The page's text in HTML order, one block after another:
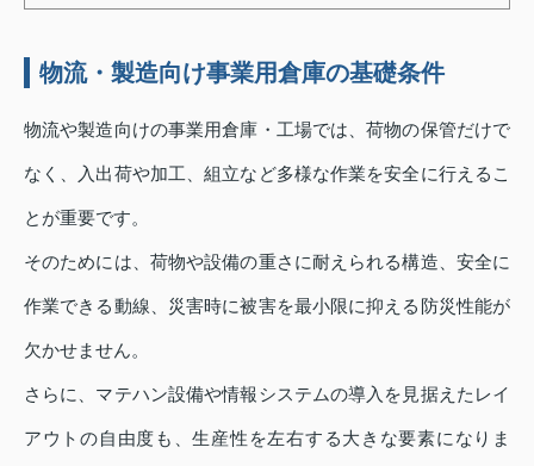
物流・製造向け事業用倉庫の基礎条件
物流や製造向けの事業用倉庫・工場では、荷物の保管だけで
なく、入出荷や加工、組立など多様な作業を安全に行えるこ
とが重要です。
そのためには、荷物や設備の重さに耐えられる構造、安全に
作業できる動線、災害時に被害を最小限に抑える防災性能が
欠かせません。
さらに、マテハン設備や情報システムの導入を見据えたレイ
アウトの自由度も、生産性を左右する大きな要素になりま